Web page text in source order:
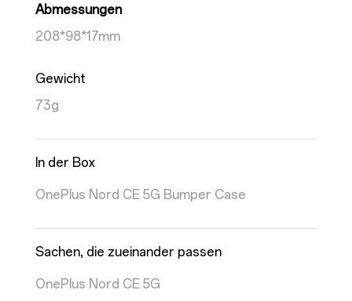
Abmessungen
208*98*17mm
Gewicht
73g
In der Box
OnePlus Nord CE 5G Bumper Case
Sachen, die zueinander passen
OnePlus Nord CE 5G